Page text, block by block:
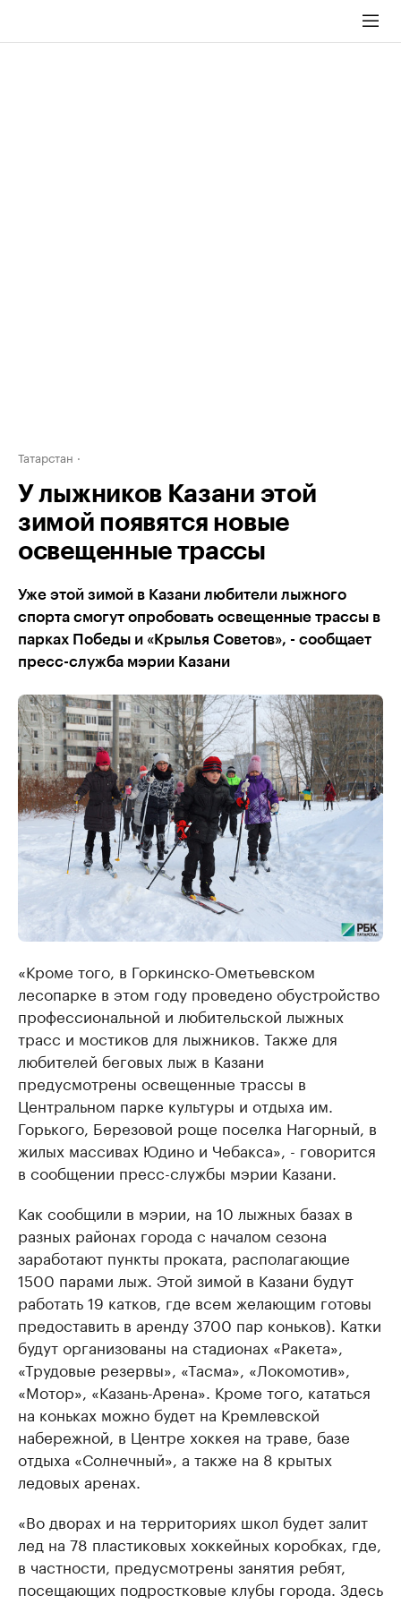
Татарстан
У лыжников Казани этой
зимой появятся новые
освещенные трассы
Уже этой зимой в Казани любители лыжного
спорта смогут опробовать освещенные трассы в
парках Победы и «Крылья Советов», - сообщает
пресс-служба мэрии Казани
«Кроме того, в Горкинско-Ометьевском
лесопарке в этом году проведено обустройство
профессиональной и любительской лыжных
трасс и мостиков для лыжников. Также для
любителей беговых лыж в Казани
предусмотрены освещенные трассы в
Центральном парке культуры и отдыха им.
Горького, Березовой роще поселка Нагорный, в
жилых массивах Юдино и Чебакса», - говорится
в сообщении пресс-службы мэрии Казани.
Как сообщили в мэрии, на 10 лыжных базах в
разных районах города с началом сезона
заработают пункты проката, располагающие
1500 парами лыж. Этой зимой в Казани будут
работать 19 катков, где всем желающим готовы
предоставить в аренду 3700 пар коньков). Катки
будут организованы на стадионах «Ракета»,
«Трудовые резервы», «Тасма», «Локомотив»,
«Мотор», «Казань-Арена». Кроме того, кататься
на коньках можно будет на Кремлевской
набережной, в Центре хоккея на траве, базе
отдыха «Солнечный», а также на 8 крытых
ледовых аренах.
«Во дворах и на территориях школ будет залит
лед на 78 пластиковых хоккейных коробках, где,
в частности, предусмотрены занятия ребят,
посещающих подростковые клубы города. Здесь